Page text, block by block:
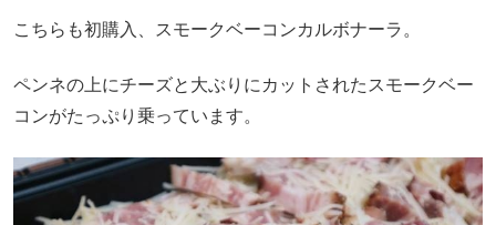
こちらも初購入、スモークベーコンカルボナーラ。
ペンネの上にチーズと大ぶりにカットされたスモークベー
コンがたっぷり乗っています。